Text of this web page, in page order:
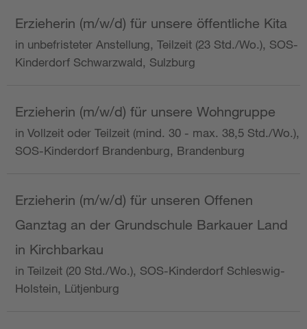
Erzieherin (m/w/d) für unsere öffentliche Kita
in unbefristeter Anstellung, Teilzeit (23 Std./Wo.), SOS-
Kinderdorf Schwarzwald, Sulzburg
Erzieherin (m/w/d) für unsere Wohngruppe
in Vollzeit oder Teilzeit (mind. 30 - max. 38,5 Std./Wo.),
SOS-Kinderdorf Brandenburg, Brandenburg
Erzieherin (m/w/d) für unseren Offenen
Ganztag an der Grundschule Barkauer Land
in Kirchbarkau
in Teilzeit (20 Std./Wo.), SOS-Kinderdorf Schleswig-
Holstein, Lütjenburg